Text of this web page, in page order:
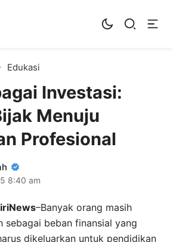
Bisnis
Edukasi
Investasi:
Menuju
Profesional
8:40 am
–Banyak orang masih
sebagai beban finansial yang
dikeluarkan untuk pendidikan